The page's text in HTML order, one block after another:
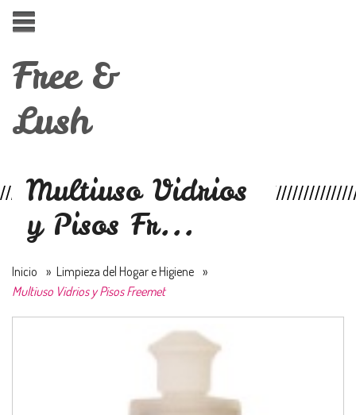
Free &
Lush
Multiuso Vidrios
y Pisos Fr...
Inicio » Limpieza del Hogar e Higiene »
Multiuso Vidrios y Pisos Freemet